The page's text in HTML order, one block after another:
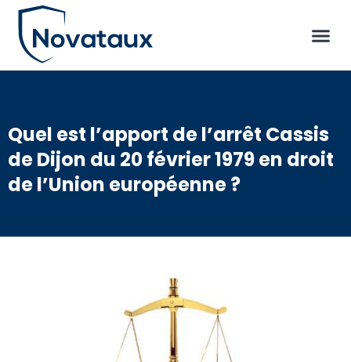
Quel est l’apport de l’arrêt Cassis
de Dijon du 20 février 1979 en droit
de l’Union européenne ?